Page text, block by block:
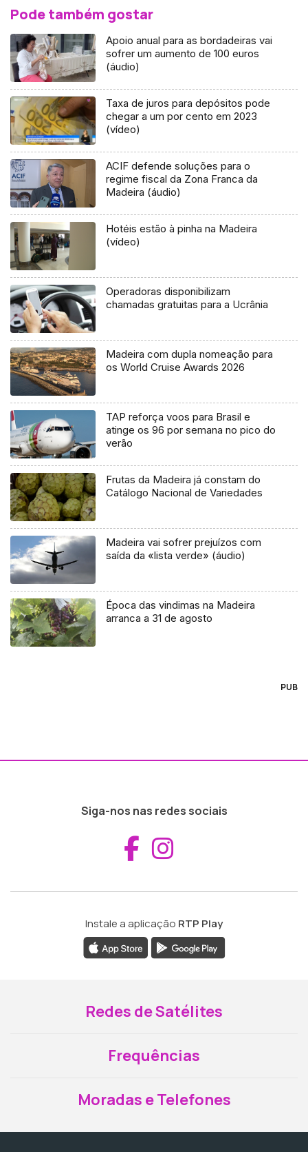
Pode também gostar
Apoio anual para as bordadeiras vai
sofrer um aumento de 100 euros
(áudio)
Taxa de juros para depósitos pode
chegar a um por cento em 2023
(vídeo)
ACIF defende soluções para o
regime fiscal da Zona Franca da
Madeira (áudio)
Hotéis estão à pinha na Madeira
(vídeo)
Operadoras disponibilizam
chamadas gratuitas para a Ucrânia
Madeira com dupla nomeação para
os World Cruise Awards 2026
TAP reforça voos para Brasil e
atinge os 96 por semana no pico do
verão
Frutas da Madeira já constam do
Catálogo Nacional de Variedades
Madeira vai sofrer prejuízos com
saída da «lista verde» (áudio)
Época das vindimas na Madeira
arranca a 31 de agosto
PUB
Siga-nos nas redes sociais
Aceder ao
Instale a aplicação RTP Play
Redes de Satélites
Frequências
Moradas e Telefones